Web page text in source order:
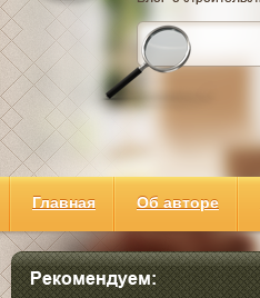
Главная Об авторе